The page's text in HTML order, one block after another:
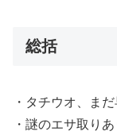
総括
・タチウオ、ま
・謎のエサ取り